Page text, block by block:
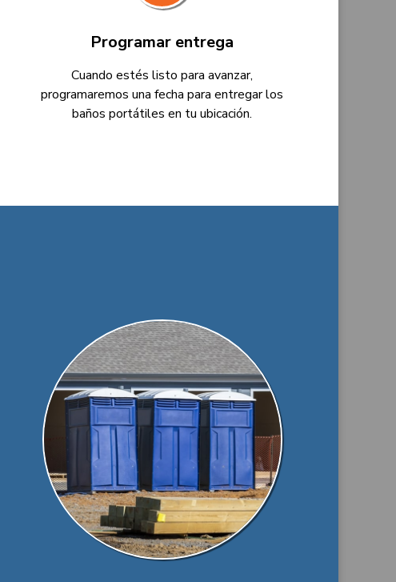
Programar entrega
Cuando estés listo para avanzar,
programaremos una fecha para entregar los
baños portátiles en tu ubicación.